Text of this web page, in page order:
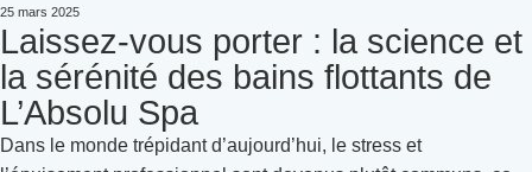
25 mars 2025
Laissez-vous porter : la science et
la sérénité des bains flottants de
L’Absolu Spa
Dans le monde trépidant d’aujourd’hui, le stress et